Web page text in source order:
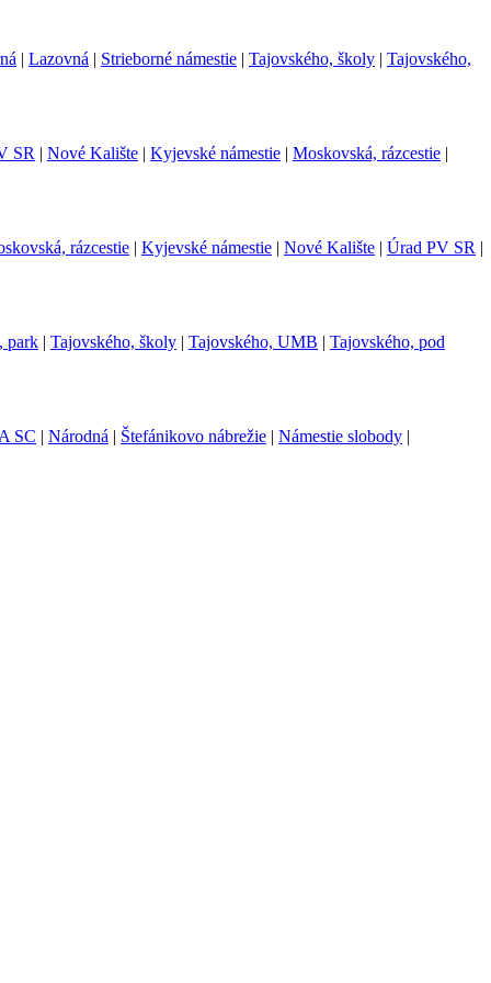
| Lazovná | Strieborné námestie | Tajovského, školy | Tajovského,
SR | Nové Kalište | Kyjevské námestie | Moskovská, rázcestie |
rázcestie | Kyjevské námestie | Nové Kalište | Úrad PV SR |
park | Tajovského, školy | Tajovského, UMB | Tajovského, pod
SC | Národná | Štefánikovo nábrežie | Námestie slobody |